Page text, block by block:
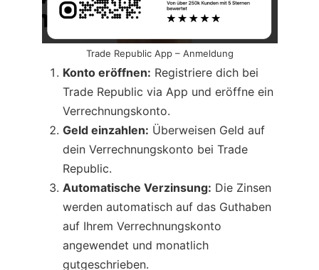
Trade Republic App – Anmeldung
Konto eröffnen: Registriere dich bei
Trade Republic via App und eröffne ein
Verrechnungskonto.
Geld einzahlen: Überweisen Geld auf
dein Verrechnungskonto bei Trade
Republic.
Automatische Verzinsung: Die Zinsen
werden automatisch auf das Guthaben
auf Ihrem Verrechnungskonto
angewendet und monatlich
gutgeschrieben.